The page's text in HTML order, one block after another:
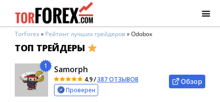
TorForex» Рейтинг лучших трейдеров»Odobox
ТОП ТРЕЙДЕРЫ
1 Samorph
4.9/387 ОТЗЫВОВ
Проверен
Обзор